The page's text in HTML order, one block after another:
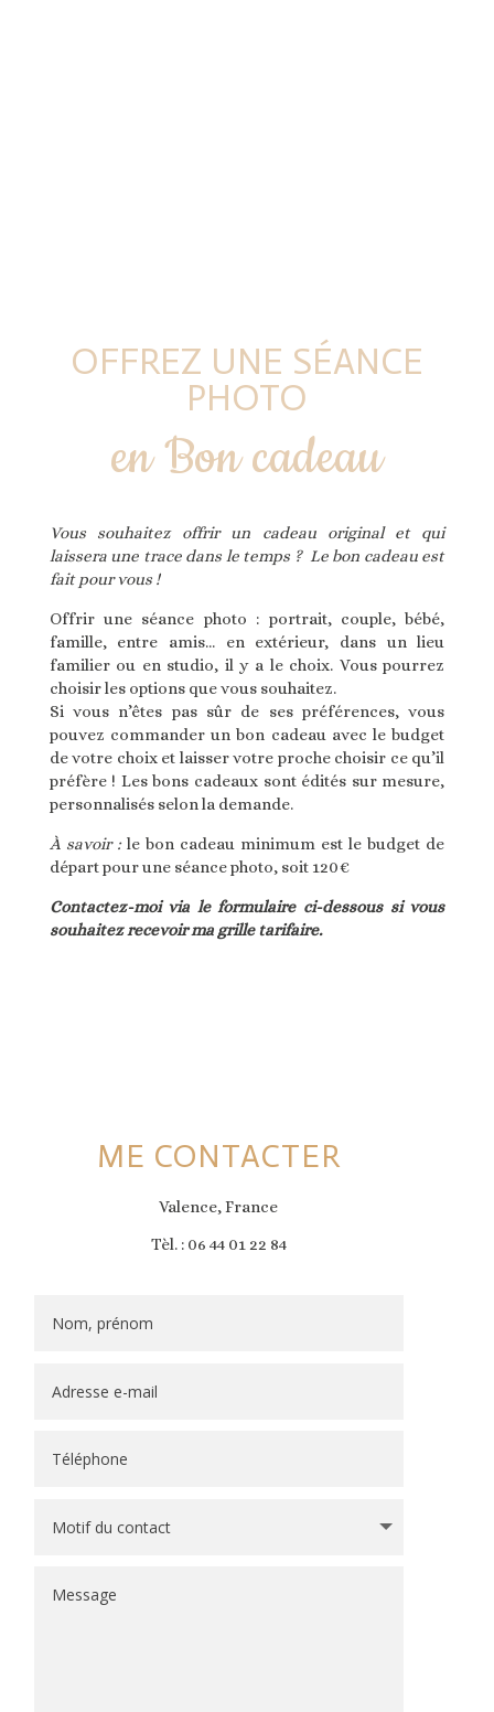
OFFREZ UNE SÉANCE
PHOTO
en Bon cadeau
Vous souhaitez offrir un cadeau original et qui
laissera une trace dans le temps ? Le bon cadeau est
fait pour vous !
Offrir une séance photo : portrait, couple, bébé,
famille, entre amis… en extérieur, dans un lieu
familier ou en studio, il y a le choix. Vous pourrez
choisir les options que vous souhaitez.
Si vous n’êtes pas sûr de ses préférences, vous
pouvez commander un bon cadeau avec le budget
de votre choix et laisser votre proche choisir ce qu’il
préfère ! Les bons cadeaux sont édités sur mesure,
personnalisés selon la demande.
À savoir :le bon cadeau minimum est le budget de
départ pour une séance photo, soit 120€
Contactez-moi via le formulaire ci-dessous si vous
souhaitez recevoir ma grille tarifaire.
ME CONTACTER
Valence, France
Tèl. : 06 44 01 22 84